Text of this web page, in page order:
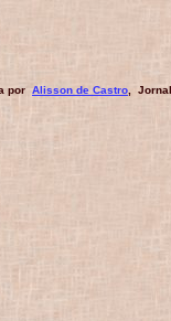
por Alisson de Castro ,